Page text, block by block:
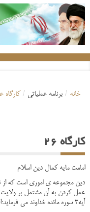
خانه / برنامه عملیاتی / کارگاه
کارگاه 26
امامت مایه کمال دین اسلام
دین مجموعه ی اموری است که از
عمل کردن به آن مشتمل بر ولایت
آیه3 سوره مائده خداوند می فرماید:الیوم اکملت لکم دینکم واتممت علیکم نعمتی.